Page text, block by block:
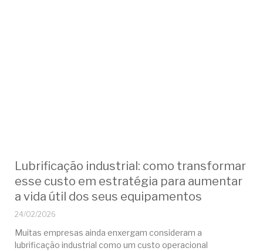
Lubrificação industrial: como transformar
esse custo em estratégia para aumentar
a vida útil dos seus equipamentos
24/02/2026
Muitas empresas ainda enxergam consideram a
lubrificação industrial como um custo operacional